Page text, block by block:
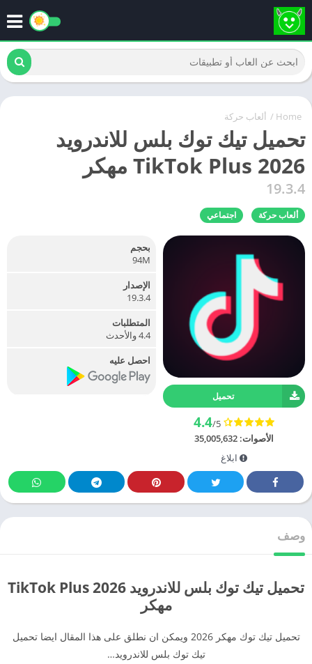
Home
/ ألعاب حركة
تحميل تيك توك بلس للاندرويد
TikTok Plus 2026 مهكر
19.3.4
ألعاب حركة اجتماعي
تحميل
4.4/5
الأصوات: 35,005,632
ابلاغ
بحجم
94M
الإصدار
19.3.4
المتطلبات
4.4 والأحدث
احصل عليه
وصف
تحميل تيك توك بلس للاندرويد TikTok Plus 2026
مهكر
تحميل تيك توك مهكر 2026 ويمكن ان نطلق على هذا المقال ايضا تحميل
تيك توك بلس للاندرويد…